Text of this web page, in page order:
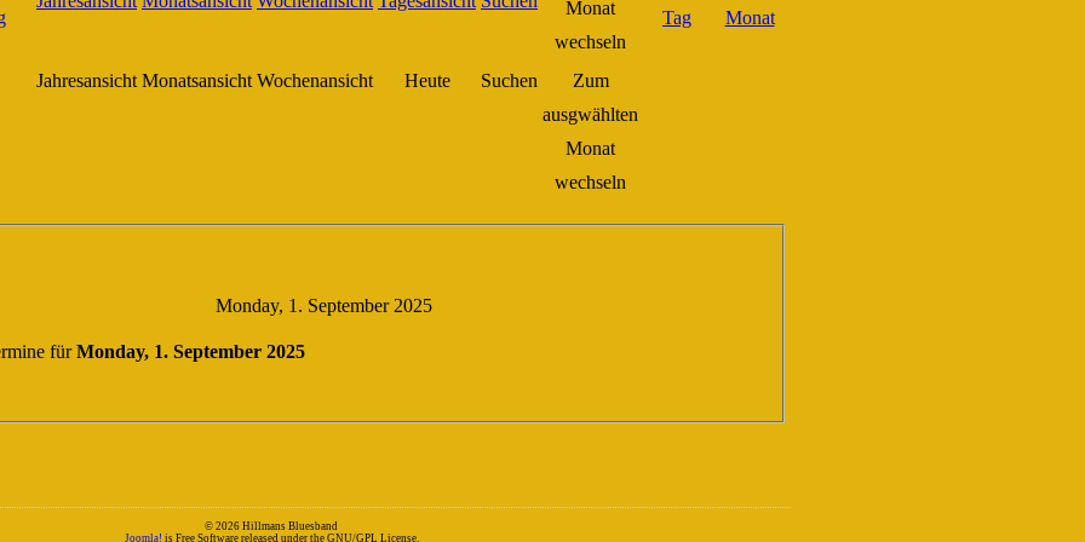
Jahresansicht Monatsansicht Wochenansicht Heute Suchen
Zum
ausgwählten
Monat
wechseln
Monday, 1. September 2025
fürMonday, 1. September 2025
© 2026 Hillmans Bluesband
Joomla! is Free Software released under the GNU/GPL License.